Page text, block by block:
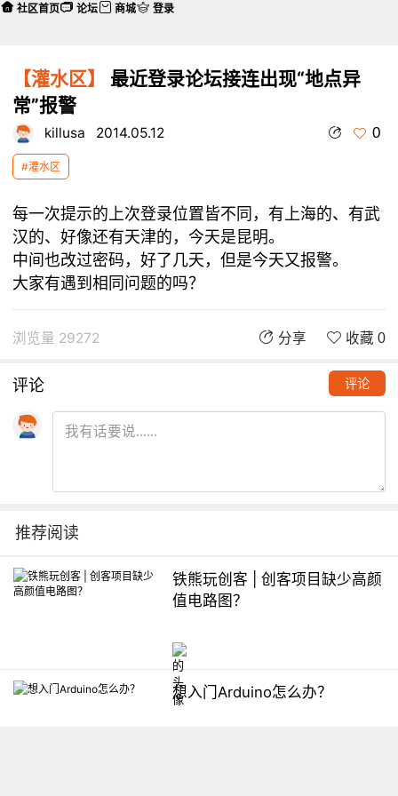
【灌水区】
最近登录论坛接连出现“地点异
常”报警
killusa 2014.05.12 0
#灌水区
每一次提示的上次登录位置皆不同，有上海的、有武
汉的、好像还有天津的，今天是昆明。
中间也改过密码，好了几天，但是今天又报警。
大家有遇到相同问题的吗？
浏览量 29272 分享 收藏 0
评论 评论
推荐阅读
铁熊玩创客 | 创客项目缺少高颜
值电路图？
想入门Arduino怎么办？
社区首页 论坛 商城 登录